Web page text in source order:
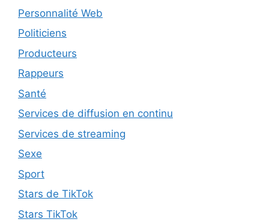
Personnalité Web
Politiciens
Producteurs
Rappeurs
Santé
Services de diffusion en continu
Services de streaming
Sexe
Sport
Stars de TikTok
Stars TikTok